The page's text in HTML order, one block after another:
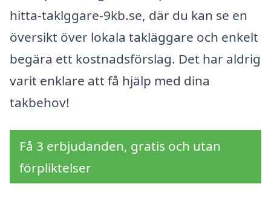
hitta-taklggare-9kb.se, där du kan se en
översikt över lokala takläggare och enkelt
begära ett kostnadsförslag. Det har aldrig
varit enklare att få hjälp med dina
takbehov!
Få 3 erbjudanden, gratis och utan
förpliktelser